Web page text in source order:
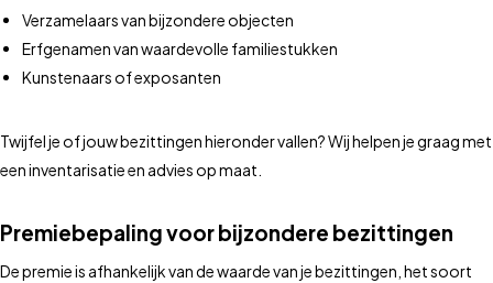
Verzamelaars van bijzondere objecten
Erfgenamen van waardevolle familiestukken
Kunstenaars of exposanten
Twijfel je of jouw bezittingen hieronder vallen? Wij helpen je graag met
een inventarisatie en advies op maat.
Premiebepaling voor bijzondere bezittingen
De premie is afhankelijk van de waarde van je bezittingen, het soort